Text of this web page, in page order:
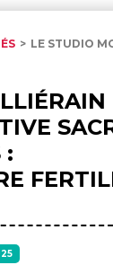
LE STUDIO
: